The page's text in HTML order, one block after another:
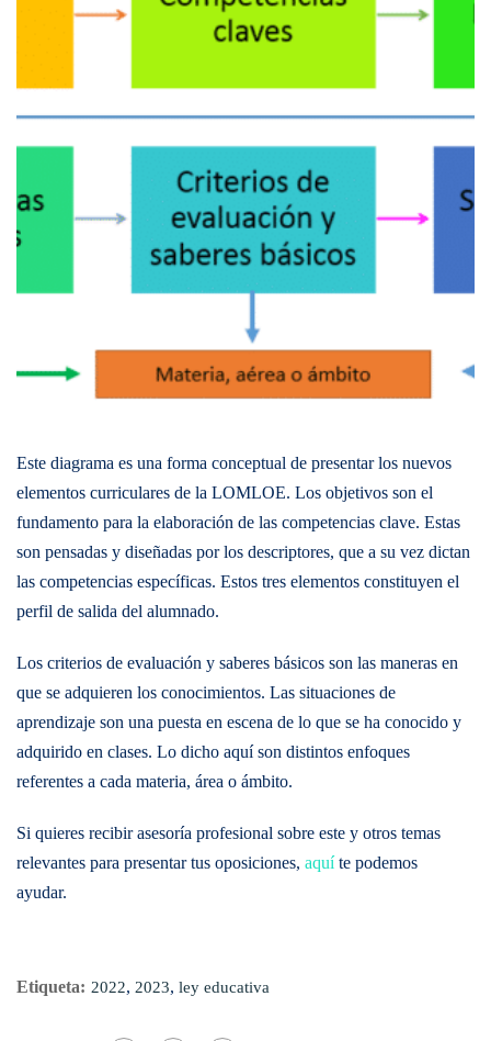
Este diagrama es una forma conceptual de presentar los nuevos
elementos curriculares de la LOMLOE. Los objetivos son el
fundamento para la elaboración de las competencias clave. Estas
son pensadas y diseñadas por los descriptores, que a su vez dictan
las competencias específicas. Estos tres elementos constituyen el
perfil de salida del alumnado.
Los criterios de evaluación y saberes básicos son las maneras en
que se adquieren los conocimientos. Las situaciones de
aprendizaje son una puesta en escena de lo que se ha conocido y
adquirido en clases. Lo dicho aquí son distintos enfoques
referentes a cada materia, área o ámbito.
Si quieres recibir asesoría profesional sobre este y otros temas
relevantes para presentar tus oposiciones, aquíte podemos
ayudar.
Etiqueta: 2022, 2023, ley educativa